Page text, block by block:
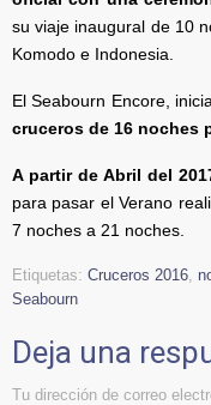
su viaje inaugural de 10
Komodo e Indonesia.
El Seabourn Encore,
cruceros de 16 noches
A partir de Abril del
para pasar el Verano
7 noches a 21 noches.
Etiquetas: Cruceros 2016
Seabourn
Deja una
Tu dirección de correo